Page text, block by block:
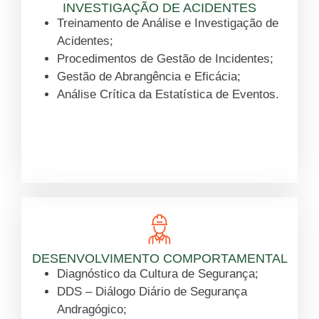
INVESTIGAÇÃO DE ACIDENTES
Treinamento de Análise e Investigação de
Acidentes;
Procedimentos de Gestão de Incidentes;
Gestão de Abrangência e Eficácia;
Análise Crítica da Estatística de Eventos.
DESENVOLVIMENTO COMPORTAMENTAL
Diagnóstico da Cultura de Segurança;
DDS – Diálogo Diário de Segurança
Andragógico;